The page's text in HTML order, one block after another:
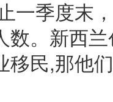
一季度末
数。新西
移民,那他